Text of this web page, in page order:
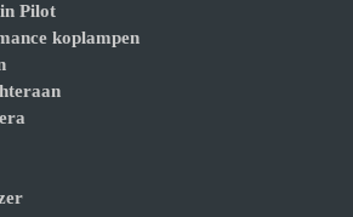
Pilot
koplampen